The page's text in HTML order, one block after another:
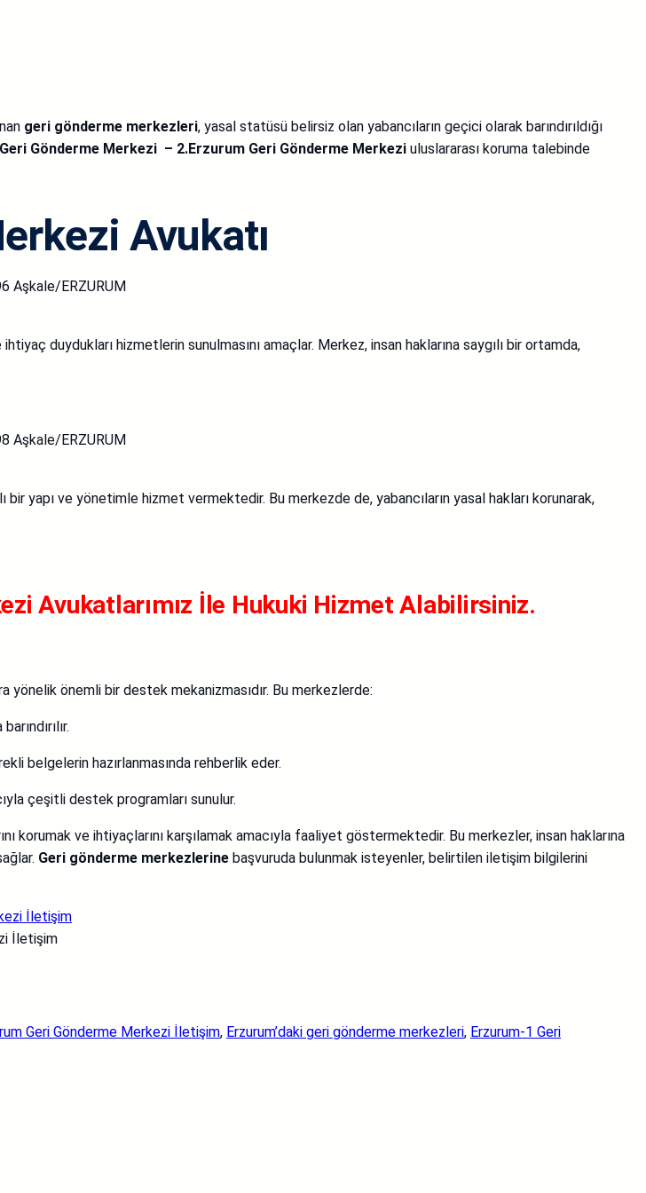
geri gönderme merkezleri, yasal statüsü belirsiz olan yabancıların geçici olarak barındırıldığı
Gönderme Merkezi – 2.Erzurum Geri Gönderme Merkezi uluslararası koruma talebinde
Avukatı
Aşkale/ERZURUM
duydukları hizmetlerin sunulmasını amaçlar. Merkez, insan haklarına saygılı bir ortamda,
Aşkale/ERZURUM
yapı ve yönetimle hizmet vermektedir. Bu merkezde de, yabancıların yasal hakları korunarak,
Avukatlarımız İle Hukuki Hizmet Alabilirsiniz.
yönelik önemli bir destek mekanizmasıdır. Bu merkezlerde:
belgelerin hazırlanmasında rehberlik eder.
çeşitli destek programları sunulur.
korumak ve ihtiyaçlarını karşılamak amacıyla faaliyet göstermektedir. Bu merkezler, insan haklarına
Geri gönderme merkezlerine başvuruda bulunmak isteyenler, belirtilen iletişim bilgilerini
İletişim
Geri Gönderme Merkezi İletişim, Erzurum’daki geri gönderme merkezleri, Erzurum-1 Geri